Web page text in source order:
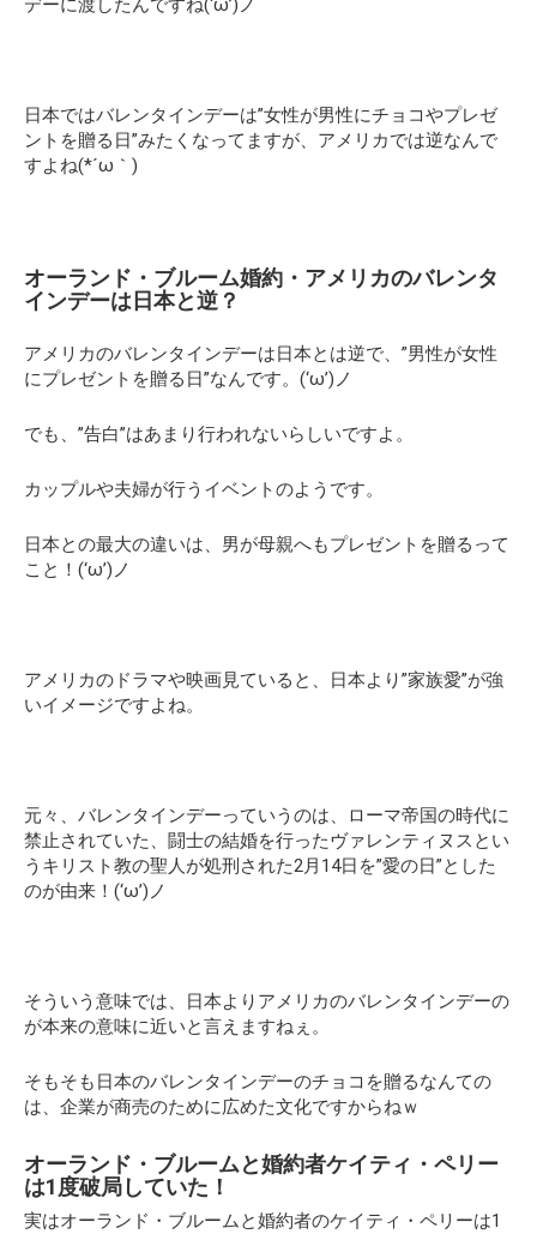
デーに渡したんですね(‘ω’)ノ
日本ではバレンタインデーは”女性が男性にチョコやプレゼ
ントを贈る日”みたくなってますが、 アメリカでは逆なんで
すよね(*´ω｀)
オーランド・ブルーム婚約・アメリカのバレンタ
インデーは日本と逆？
アメリカのバレンタインデーは日本とは逆で、 ”男性が女性
にプレゼントを贈る日”なんです。(‘ω’)ノ
でも、”告白”はあまり行われないらしいですよ。
カップルや夫婦が行うイベントのようです。
日本との最大の違いは、男が母親へもプレゼントを贈るって
こと！(‘ω’)ノ
アメリカのドラマや映画見ていると、日本より”家族愛”が強
いイメージですよね。
元々、バレンタインデーっていうのは、
ローマ帝国の時代に
禁止されていた、 闘士の結婚を行ったヴァレンティヌスとい
うキリスト教の聖人が処刑 された2月14日を”愛の日”とした
のが由来！(‘ω’)ノ
そういう意味では、日本よりアメリカのバレンタインデーの
が本来の意味に近いと言えますねぇ。
そもそも日本のバレンタインデーのチョコを贈るなんての
は、企業が商売のために広めた文化ですからねｗ
オーランド・ブルームと婚約者ケイティ・ペリー
は1度破局していた！
実はオーランド・ブルームと婚約者のケイティ・ペリーは1